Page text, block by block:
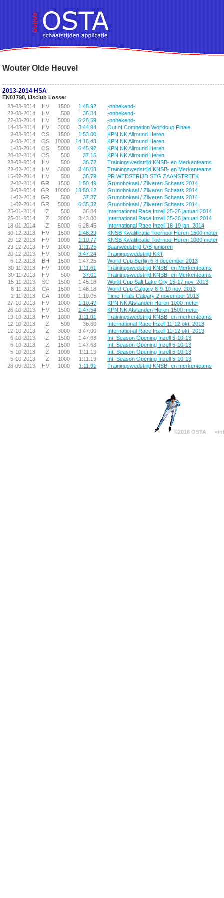
Wouter Olde Heuvel
2013-2014 HSA
EN01798, IJsclub Losser
23-03-2014
HV 1500 1:48.92
-onbekend-
22-03-2014
HV 500 36.34
-onbekend-
22-03-2014
HV 5000 6:28.59
-onbekend-
14-03-2014
HV 3000 3:44.94
Out of Competion Worldcup Finale
2-03-2014
OS 1500 1:53.00
KPN NK Allround Heren
2-03-2014
OS 10000 14:16.43
KPN NK Allround Heren
1-03-2014
OS 5000 6:45.92
KPN NK Allround Heren
28-02-2014
OS 500 37.15
KPN NK Allround Heren
22-02-2014
HV 500 36.72
Trainingswedstrijd KNSB- en Merkenteams
22-02-2014
HV 3000 3:48.03
Trainingswedstrijd KNSB- en Merkenteams
15-02-2014
HV 500 36.79
PR WEDSTRIJD STG ZAANSTREEK
2-02-2014
GR 1500 1:50.49
Grunobokaal / Zilveren Schaats 2014
2-02-2014
GR 10000 13:50.12
Grunobokaal / Zilveren Schaats 2014
1-02-2014
GR 500 37.37
Grunobokaal / Zilveren Schaats 2014
1-02-2014
GR 5000 6:35.32
Grunobokaal / Zilveren Schaats 2014
25-01-2014
IZ 500 36.84
International Race Inzell 25-26 januari 2014
25-01-2014
IZ 3000 3:43.00
International Race Inzell 25-26 januari 2014
18-01-2014
IZ 5000 6:28.45
International Race Inzell 18-19 jan. 2014
30-12-2013
HV 1500 1:48.29
KNSB Kwalificatie Toernooi Heren 1500 meter
29-12-2013
HV 1000 1:10.77
KNSB Kwalificatie Toernooi Heren 1000 meter
23-12-2013
HV 1000 1:11.25
Baanwedstrijd C/B-junioren
20-12-2013
HV 3000 3:47.24
Trainingswedstrijd KKT
6-12-2013
BH 1500 1:47.25
World Cup Berlijn 6-8 december 2013
30-11-2013
HV 1000 1:11.61
Trainingswedstrijd KNSB- en Merkenteams
30-11-2013
HV 500 37.01
Trainingswedstrijd KNSB- en Merkenteams
15-11-2013
SC 1500 1:45.16
World Cup Salt Lake City 15-17 nov. 2013
8-11-2013
CA 1500 1:46.18
World Cup Calgary 8-9-10 nov. 2013
2-11-2013
CA 1000 1:10.05
Time Trials Calgary 2 november 2013
27-10-2013
HV 1000 1:10.49
KPN NK Afstanden Heren 1000 meter
26-10-2013
HV 1500 1:47.54
KPN NK Afstanden Heren 1500 meter
19-10-2013
HV 1000 1:11.01
Trainingswedstrijd KNSB- en merkenteams
12-10-2013
IZ 500 36.60
International Race Inzell 11-12 okt. 2013
12-10-2013
IZ 3000 3:47.00
International Race Inzell 11-12 okt. 2013
6-10-2013
IZ 1500 1:47.63
Int. Season Opening Inzell 5-10-13
6-10-2013
IZ 1500 1:47.63
Int. Season Opening Inzell 5-10-13
5-10-2013
IZ 1000 1:11.19
Int. Season Opening Inzell 5-10-13
5-10-2013
IZ 1000 1:11.19
Int. Season Opening Inzell 5-10-13
28-09-2013
HV 1000 1:11.91 Trainingswedstrijd KNSB- en merkenteams
©2016 OSTA